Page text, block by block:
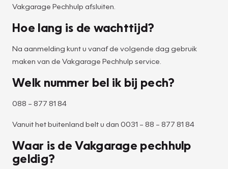
Vakgarage Pechhulp afsluiten.
Hoe lang is de wachttijd?
Na aanmelding kunt u vanaf de volgende dag gebruik
maken van de Vakgarage Pechhulp service.
Welk nummer bel ik bij pech?
088 – 877 81 84
Vanuit het buitenland belt u dan 0031 – 88 – 877 81 84
Waar is de Vakgarage pechhulp
geldig?